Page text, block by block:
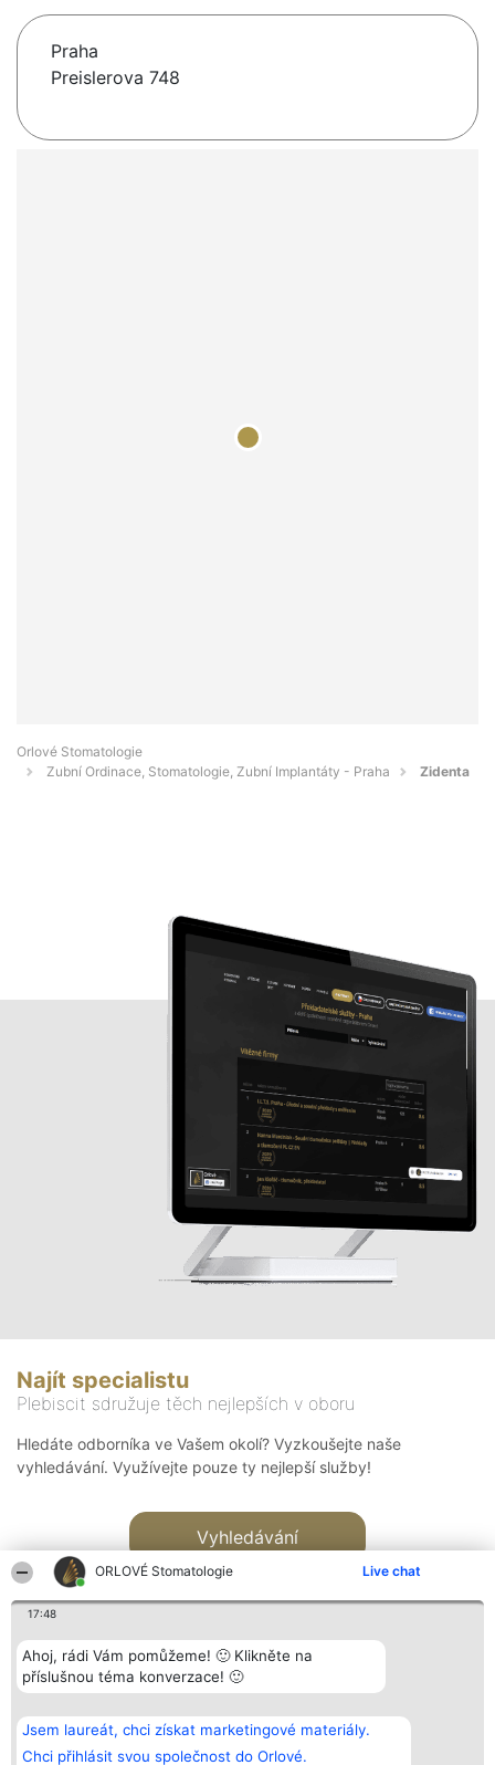
ORLOVÉ Stomatologie Live chat
17:48
Ahoj, rádi Vám pomůžeme! 🙂 Klikněte na
příslušnou téma konverzace! 🙂
Jsem laureát, chci získat marketingové materiály.
Chci přihlásit svou společnost do Orlové.
Praha
Preislerova 748
Orlové Stomatologie
Zubní Ordinace, Stomatologie, Zubní Implantáty - Praha
Zidenta
Najít specialistu
Plebiscit sdružuje těch nejlepších v oboru
Hledáte odborníka ve Vašem okolí? Vyzkoušejte naše
vyhledávání. Využívejte pouze ty nejlepší služby!
Vyhledávání
Bright Side Solutions sp. z o.
o. sp. k.
ul. Ruska 22
Vítězové
Seznam všech
laureátů
Kontakt